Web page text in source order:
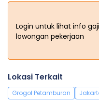
Login untuk lihat info
lowongan pekerjaan
Lokasi Terkait
Grogol Petamburan